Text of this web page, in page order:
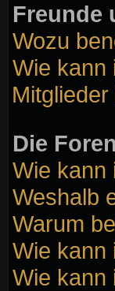
Freunde
Wozu
Wie kann
Die
Wie kann
Weshalb
Warum
Wie kann
Wie kann